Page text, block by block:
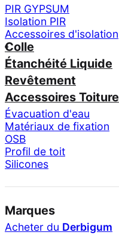
PIR GYPSUM
Isolation PIR
Accessoires d'isolation
Colle
Étanchéité Liquide
Revêtement
Accessoires Toiture
Évacuation d'eau
Matériaux de fixation
OSB
Profil de toit
Silicones
Marques
Acheter du Derbigum